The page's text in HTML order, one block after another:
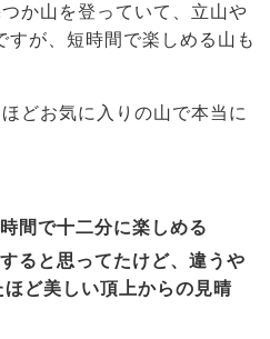
か山を登っていて、立山や
すが、短時間で楽しめる山も
どお気に入りの山で本当に
間で十二分に楽しめる
ると思ってたけど、違うや
ど美しい頂上からの見晴